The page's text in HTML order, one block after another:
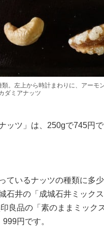
。左上から時計まわりに、アーモ
ダミアナッツ
ッツ」は、250gで745円
ているナッツの種類に多
石井の「成城石井ミック
良品の「素のままミック
円です。